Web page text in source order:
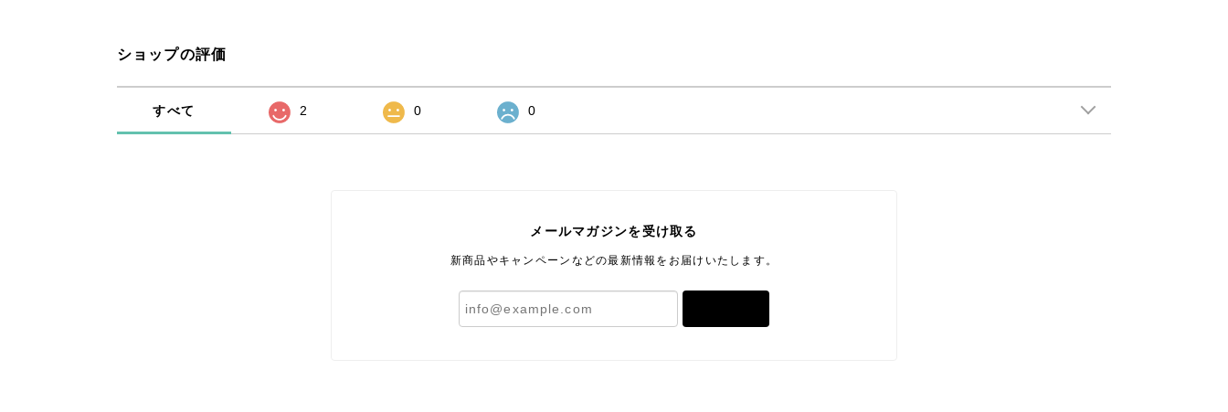
ショップの評価
すべて 2 0 0
メールマガジンを受け取る
新商品やキャンペーンなどの最新情報をお届けいたします。